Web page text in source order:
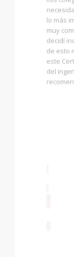
y
gestión
lo más
muy
decidí
de esto
este
del